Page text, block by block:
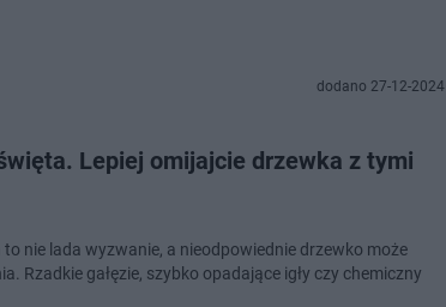
dodano 27-12-2024
Lepiej omijajcie drzewka z tymi
nie lada wyzwanie, a nieodpowiednie drzewko może
Rzadkie gałęzie, szybko opadające igły czy chemiczny